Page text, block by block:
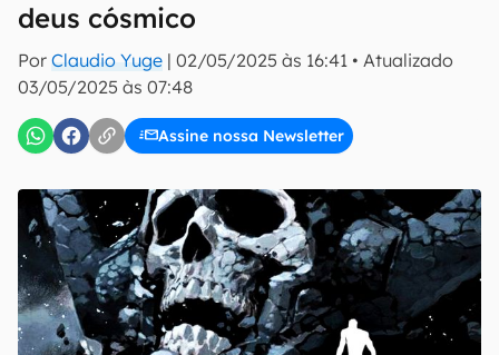
deus cósmico
Por Claudio Yuge | 02/05/2025 às 16:41 • Atualizado
03/05/2025 às 07:48
Assine nossa Newsletter
inscreva-se
Confirmo que li, aceito e concordo com os Termos de
Uso e Política de Privacidade do Canaltech.